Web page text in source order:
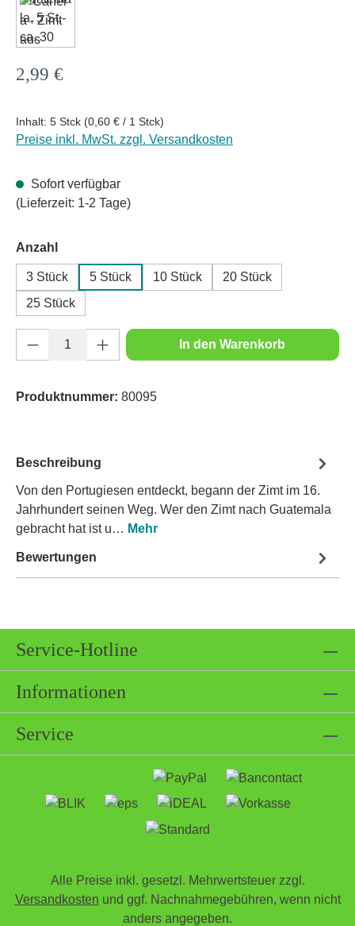
Regulärer Preis:
2,99 €
Inhalt: 5 Stck (0,60 € / 1 Stck)
Preise inkl. MwSt. zzgl. Versandkosten
Sofort verfügbar
(Lieferzeit: 1-2 Tage)
Anzahl auswählen
3 Stück 5 Stück 10 Stück
20 Stück
25 Stück
Produkt Anzahl: Gib den gewünschten
In den Warenkorb
Produktnummer: 80095
Beschreibung
Von den Portugiesen entdeckt, begann der Zimt im 16.
Jahrhundert seinen Weg. Wer den Zimt nach Guatemala
gebracht hat ist u… Mehr
Bewertungen
Service-Hotline
Informationen
Service
Alle Preise inkl. gesetzl. Mehrwertsteuer zzgl.
Versandkosten und ggf. Nachnahmegebühren, wenn nicht
anders angegeben.